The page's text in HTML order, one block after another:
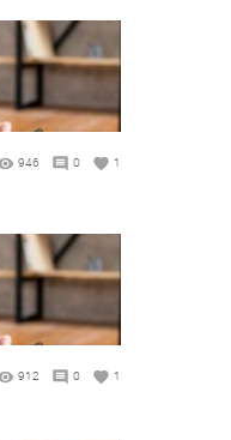
946 0 1
912 0 1